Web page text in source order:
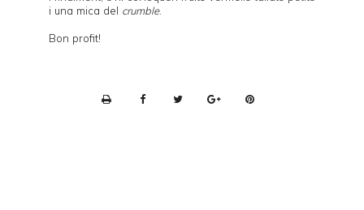
i una mica del crumble.
Bon profit!